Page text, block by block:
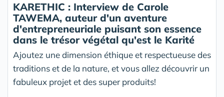
KARETHIC : Interview de Carole
TAWEMA, auteur d'un aventure
d'entrepreneuriale puisant son essence
dans le trésor végétal qu'est le Karité
Ajoutez une dimension éthique et respectueuse des
traditions et de la nature, et vous allez découvrir un
fabuleux projet et des super produits!